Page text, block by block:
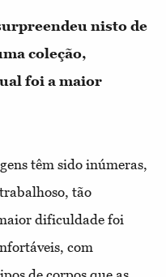
nisto de
coleção,
foi a maior
têm sido inúmeras,
tão
dificuldade foi
com